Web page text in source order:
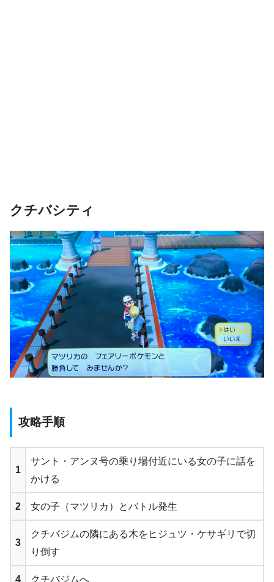
クチバシティ
攻略手順
1
サント・アンヌ号の乗り場付近にいる女の子に話を
かける
2 女の子（マツリカ）とバトル発生
3
クチバジムの隣にある木をヒジュツ・ケサギリで切
り倒す
4 クチバジムへ